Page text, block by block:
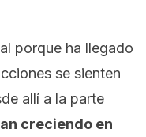
porque ha llegado
se sienten
allí a la parte
creciendo en